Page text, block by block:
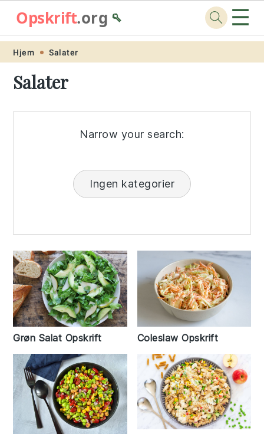
Skip
primary
Skip
main
Skip
primary
Skip
footer
Opskrift.org🥄 ☰
Hjem Salater
Salater
Narrow your search:
Ingen kategorier
Grøn Salat Opskrift Coleslaw Opskrift